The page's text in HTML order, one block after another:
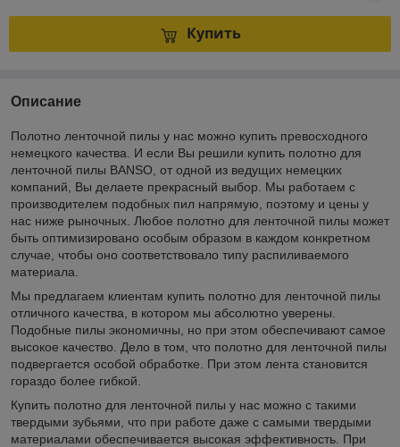
Купить
Описание
Полотно ленточной пилы у нас можно купить превосходного
немецкого качества. И если Вы решили купить полотно для
ленточной пилы BANSO, от одной из ведущих немецких
компаний, Вы делаете прекрасный выбор. Мы работаем с
производителем подобных пил напрямую, поэтому и цены у
нас ниже рыночных. Любое полотно для ленточной пилы может
быть оптимизировано особым образом в каждом конкретном
случае, чтобы оно соответствовало типу распиливаемого
материала.
Мы предлагаем клиентам купить полотно для ленточной пилы
отличного качества, в котором мы абсолютно уверены.
Подобные пилы экономичны, но при этом обеспечивают самое
высокое качество. Дело в том, что полотно для ленточной пилы
подвергается особой обработке. При этом лента становится
гораздо более гибкой.
Купить полотно для ленточной пилы у нас можно с такими
твердыми зубьями, что при работе даже с самыми твердыми
материалами обеспечивается высокая эффективность. При